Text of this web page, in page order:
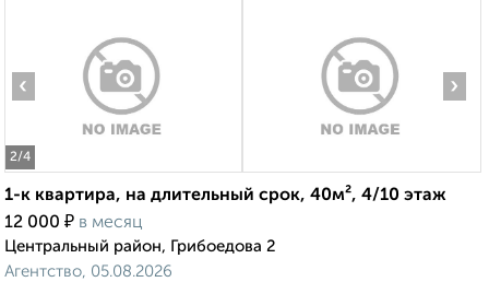
2/4
‹ ›
1-к квартира, на длительный срок, 40м², 4/10 этаж
12 000 ₽ в месяц
Центральный район, Грибоедова 2
Агентство, 05.08.2026